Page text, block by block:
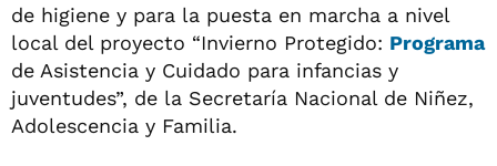
de higiene y para la puesta en marcha a nivel
local del proyecto “Invierno Protegido: Programa
de Asistencia y Cuidado para infancias y
juventudes”, de la Secretaría Nacional de Niñez,
Adolescencia y Familia.